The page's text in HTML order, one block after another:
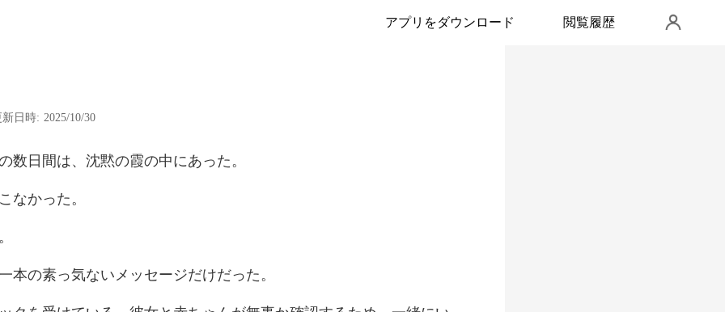
アプリをダウンロード 閲覧履歴
新日時: 2025/10/30
数日間は、沈黙の
本の素っ気ないメ